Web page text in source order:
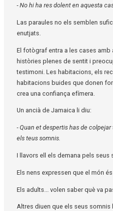
- No hi ha res dolent en aquesta
Las paraules no els semblen
enutjats.
El fotògraf entra a les cases
històries plenes de sentit i
testimoni. Les habitacions, els
habitacions buides que donen
crea una confiança efímera.
Un ancià de Jamaica li diu:
- Quan et despertis has de
els teus somnis.
I llavors ell els demana pels seus
Els nens expressen que el món
Els adults... volen saber què va
Altres diuen que els seus somnis